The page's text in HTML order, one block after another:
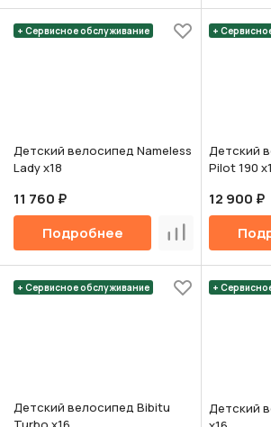
+ Сервисное обслуживание
Детский велосипед Nameless
Lady х18
11 760 ₽
Подробнее
Сравнить
+
Детский
Pilot 190
12 900 ₽
+ Сервисное обслуживание
Детский велосипед Bibitu
+
Детский